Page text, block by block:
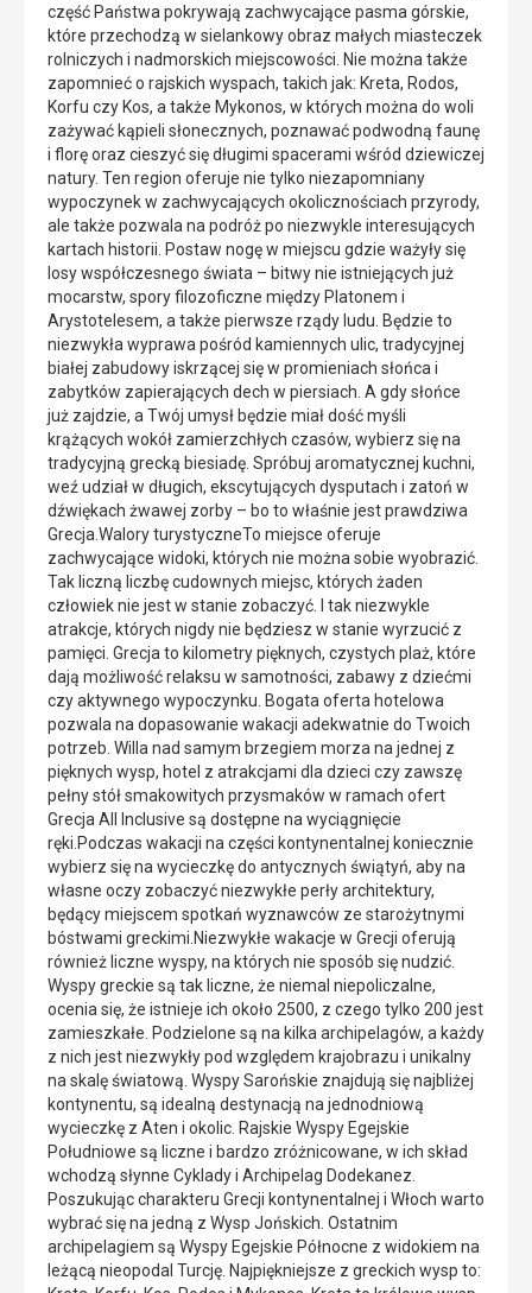
część Państwa pokrywają zachwycające pasma górskie,
które przechodzą w sielankowy obraz małych miasteczek
rolniczych i nadmorskich miejscowości. Nie można także
zapomnieć o rajskich wyspach, takich jak: Kreta, Rodos,
Korfu czy Kos, a także Mykonos, w których można do woli
zażywać kąpieli słonecznych, poznawać podwodną faunę
i florę oraz cieszyć się długimi spacerami wśród dziewiczej
natury. Ten region oferuje nie tylko niezapomniany
wypoczynek w zachwycających okolicznościach przyrody,
ale także pozwala na podróż po niezwykle interesujących
kartach historii. Postaw nogę w miejscu gdzie ważyły się
losy współczesnego świata – bitwy nie istniejących już
mocarstw, spory filozoficzne między Platonem i
Arystotelesem, a także pierwsze rządy ludu. Będzie to
niezwykła wyprawa pośród kamiennych ulic, tradycyjnej
białej zabudowy iskrzącej się w promieniach słońca i
zabytków zapierających dech w piersiach. A gdy słońce
już zajdzie, a Twój umysł będzie miał dość myśli
krążących wokół zamierzchłych czasów, wybierz się na
tradycyjną grecką biesiadę. Spróbuj aromatycznej kuchni,
weź udział w długich, ekscytujących dysputach i zatoń w
dźwiękach żwawej zorby – bo to właśnie jest prawdziwa
Grecja.Walory turystyczneTo miejsce oferuje
zachwycające widoki, których nie można sobie wyobrazić.
Tak liczną liczbę cudownych miejsc, których żaden
człowiek nie jest w stanie zobaczyć. I tak niezwykle
atrakcje, których nigdy nie będziesz w stanie wyrzucić z
pamięci. Grecja to kilometry pięknych, czystych plaż, które
dają możliwość relaksu w samotności, zabawy z dziećmi
czy aktywnego wypoczynku. Bogata oferta hotelowa
pozwala na dopasowanie wakacji adekwatnie do Twoich
potrzeb. Willa nad samym brzegiem morza na jednej z
pięknych wysp, hotel z atrakcjami dla dzieci czy zawszę
pełny stół smakowitych przysmaków w ramach ofert
Grecja All Inclusive są dostępne na wyciągnięcie
ręki.Podczas wakacji na części kontynentalnej koniecznie
wybierz się na wycieczkę do antycznych świątyń, aby na
własne oczy zobaczyć niezwykłe perły architektury,
będący miejscem spotkań wyznawców ze starożytnymi
bóstwami greckimi.Niezwykłe wakacje w Grecji oferują
również liczne wyspy, na których nie sposób się nudzić.
Wyspy greckie są tak liczne, że niemal niepoliczalne,
ocenia się, że istnieje ich około 2500, z czego tylko 200 jest
zamieszkałe. Podzielone są na kilka archipelagów, a każdy
z nich jest niezwykły pod względem krajobrazu i unikalny
na skalę światową. Wyspy Sarońskie znajdują się najbliżej
kontynentu, są idealną destynacją na jednodniową
wycieczkę z Aten i okolic. Rajskie Wyspy Egejskie
Południowe są liczne i bardzo zróżnicowane, w ich skład
wchodzą słynne Cyklady i Archipelag Dodekanez.
Poszukując charakteru Grecji kontynentalnej i Włoch warto
wybrać się na jedną z Wysp Jońskich. Ostatnim
archipelagiem są Wyspy Egejskie Północne z widokiem na
leżącą nieopodal Turcję. Najpiękniejsze z greckich wysp to: